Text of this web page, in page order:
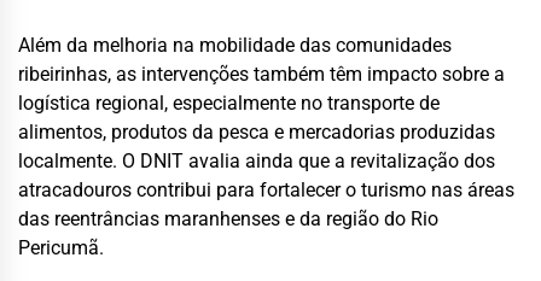
Além da melhoria na mobilidade das comunidades
ribeirinhas, as intervenções também têm impacto sobre a
logística regional, especialmente no transporte de
alimentos, produtos da pesca e mercadorias produzidas
localmente. O DNIT avalia ainda que a revitalização dos
atracadouros contribui para fortalecer o turismo nas áreas
das reentrâncias maranhenses e da região do Rio
Pericumã.